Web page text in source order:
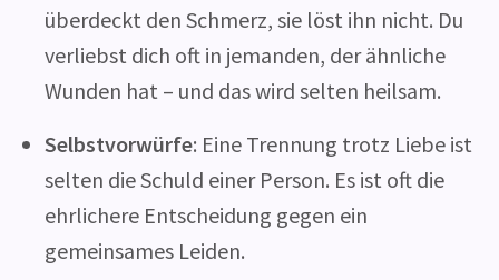
überdeckt den Schmerz, sie löst ihn nicht. Du
verliebst dich oft in jemanden, der ähnliche
Wunden hat – und das wird selten heilsam.
Selbstvorwürfe: Eine Trennung trotz Liebe ist
selten die Schuld einer Person. Es ist oft die
ehrlichere Entscheidung gegen ein
gemeinsames Leiden.